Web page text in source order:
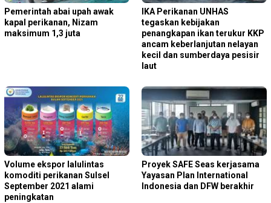
Pemerintah abai upah awak
kapal perikanan, Nizam
maksimum 1,3 juta
IKA Perikanan UNHAS
tegaskan kebijakan
penangkapan ikan terukur KKP
ancam keberlanjutan nelayan
kecil dan sumberdaya pesisir
laut
Volume ekspor lalulintas
komoditi perikanan Sulsel
September 2021 alami
peningkatan
Proyek SAFE Seas kerjasama
Yayasan Plan International
Indonesia dan DFW berakhir